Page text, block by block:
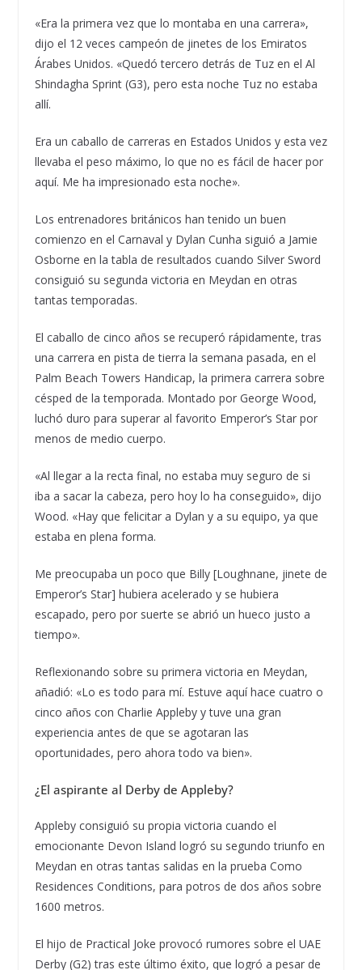
«Era la primera vez que lo montaba en una carrera»,
dijo el 12 veces campeón de jinetes de los Emiratos
Árabes Unidos. «Quedó tercero detrás de Tuz en el Al
Shindagha Sprint (G3), pero esta noche Tuz no estaba
allí.
Era un caballo de carreras en Estados Unidos y esta vez
llevaba el peso máximo, lo que no es fácil de hacer por
aquí. Me ha impresionado esta noche».
Los entrenadores británicos han tenido un buen
comienzo en el Carnaval y Dylan Cunha siguió a Jamie
Osborne en la tabla de resultados cuando Silver Sword
consiguió su segunda victoria en Meydan en otras
tantas temporadas.
El caballo de cinco años se recuperó rápidamente, tras
una carrera en pista de tierra la semana pasada, en el
Palm Beach Towers Handicap, la primera carrera sobre
césped de la temporada. Montado por George Wood,
luchó duro para superar al favorito Emperor’s Star por
menos de medio cuerpo.
«Al llegar a la recta final, no estaba muy seguro de si
iba a sacar la cabeza, pero hoy lo ha conseguido», dijo
Wood. «Hay que felicitar a Dylan y a su equipo, ya que
estaba en plena forma.
Me preocupaba un poco que Billy [Loughnane, jinete de
Emperor’s Star] hubiera acelerado y se hubiera
escapado, pero por suerte se abrió un hueco justo a
tiempo».
Reflexionando sobre su primera victoria en Meydan,
añadió: «Lo es todo para mí. Estuve aquí hace cuatro o
cinco años con Charlie Appleby y tuve una gran
experiencia antes de que se agotaran las
oportunidades, pero ahora todo va bien».
¿El aspirante al Derby de Appleby?
Appleby consiguió su propia victoria cuando el
emocionante Devon Island logró su segundo triunfo en
Meydan en otras tantas salidas en la prueba Como
Residences Conditions, para potros de dos años sobre
1600 metros.
El hijo de Practical Joke provocó rumores sobre el UAE
Derby (G2) tras este último éxito, que logró a pesar de